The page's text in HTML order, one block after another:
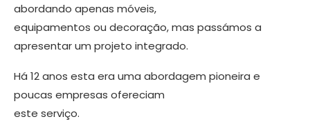
abordan­do apenas móveis,
equipamentos ou decoração, mas passámos a
apresentar um projeto integrado.
Há 12 anos esta era uma abordagem pioneira e
poucas empresas ofereciam
este serviço.